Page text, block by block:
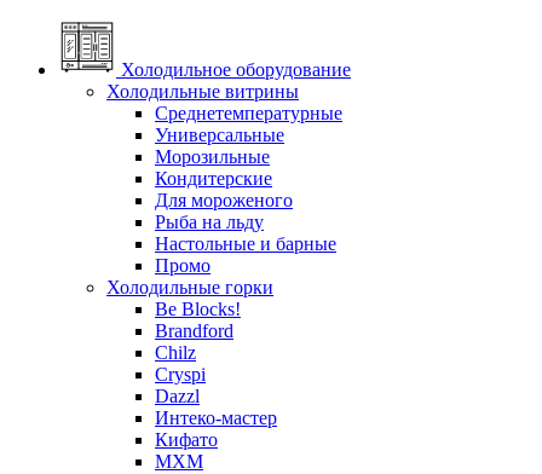
Холодильное оборудование
Холодильные витрины
Среднетемпературные
Универсальные
Морозильные
Кондитерские
Для мороженого
Рыба на льду
Настольные и барные
Промо
Холодильные горки
Be Blocks!
Brandford
Chilz
Cryspi
Dazzl
Интеко-мастер
Кифато
МХМ